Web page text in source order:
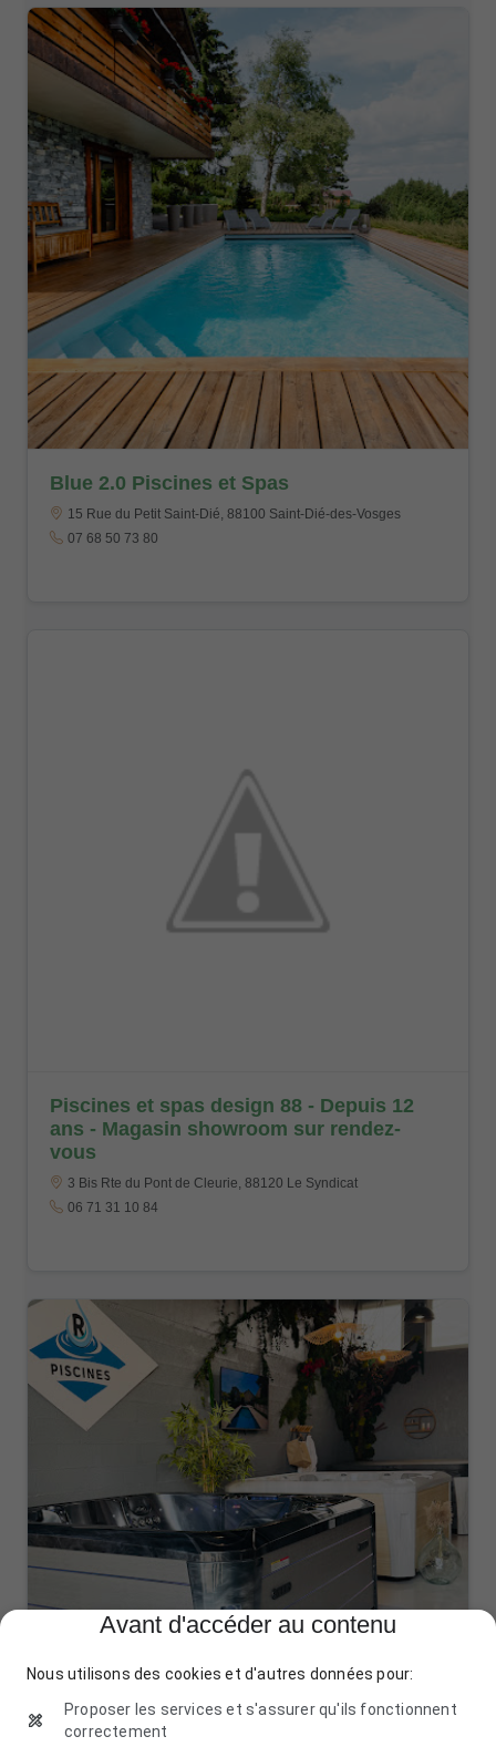
Blue 2.0 Piscines et Spas
15 Rue du Petit Saint-Dié, 88100 Saint-Dié-des-Vosges
07 68 50 73 80
Piscines et spas design 88 - Depuis 12
ans - Magasin showroom sur rendez-
vous
3 Bis Rte du Pont de Cleurie, 88120 Le Syndicat
06 71 31 10 84
Avant d'accéder au contenu
Nous utilisons des cookies et d'autres données pour:
Proposer les services et s'assurer qu'ils fonctionnent
correctement